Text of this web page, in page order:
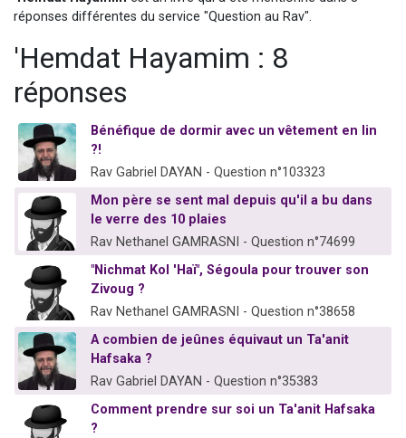
Ariel vient de donner son Maasser
Eva vient de donner son Maasser
réponses différentes du service "Question au Rav".
'Hemdat Hayamim : 8
réponses
Bénéfique de dormir avec un vêtement en lin
?!
Rav Gabriel DAYAN - Question n°103323
Mon père se sent mal depuis qu'il a bu dans
le verre des 10 plaies
Rav Nethanel GAMRASNI - Question n°74699
"Nichmat Kol 'Haï", Ségoula pour trouver son
Zivoug ?
Rav Nethanel GAMRASNI - Question n°38658
A combien de jeûnes équivaut un Ta'anit
Hafsaka ?
Rav Gabriel DAYAN - Question n°35383
Comment prendre sur soi un Ta'anit Hafsaka
?